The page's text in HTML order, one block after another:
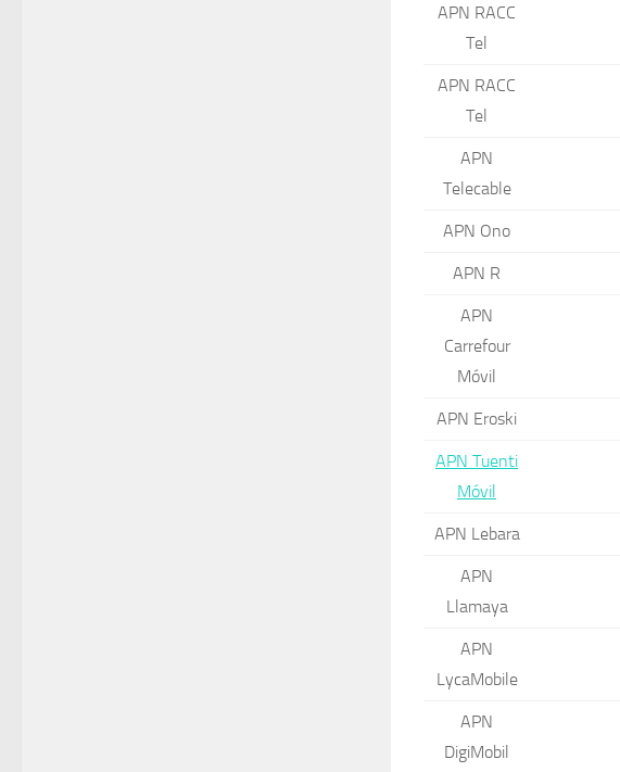
APN RACC
Tel
APN RACC
Tel
APN
Telecable
APN Ono
APN R
APN
Carrefour
Móvil
APN Eroski
APN Tuenti
Móvil
APN Lebara
APN
Llamaya
APN
LycaMobile
APN
DigiMobil